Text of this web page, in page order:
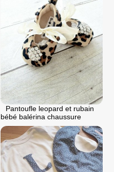
Pantoufle leopard et rubain
bébé balérina chaussure